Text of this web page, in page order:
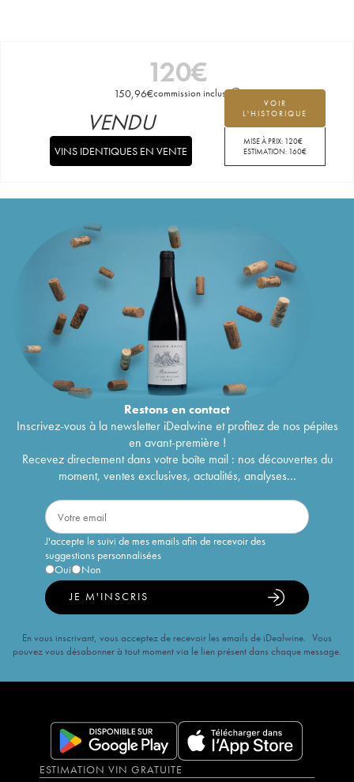
120€
150,96€commission incluse
VOIR
L'HISTORIQUE
MISE À PRIX: 120€
ESTIMATION: 160€
VENDU
VINS IDENTIQUES EN VENTE
Restons encontact
Inscrivez-vous à la newsletter iDealwine et profitez de nos pépites
en avant-première !
Recevez directement dans votre boîte mail : nos découvertes du
moment, ventes exclusives, actualités, analyses...
J'accepte le suivi de mes emails afin de recevoir des
suggestions personnalisées
Oui
Non
JE M'INSCRIS
En vous inscrivant, vous acceptez de recevoir les emails de iDealwine. Vous
pouvez vous désabonner à tout moment via le lien présent dans chaque message.
ESTIMATION VIN GRATUITE